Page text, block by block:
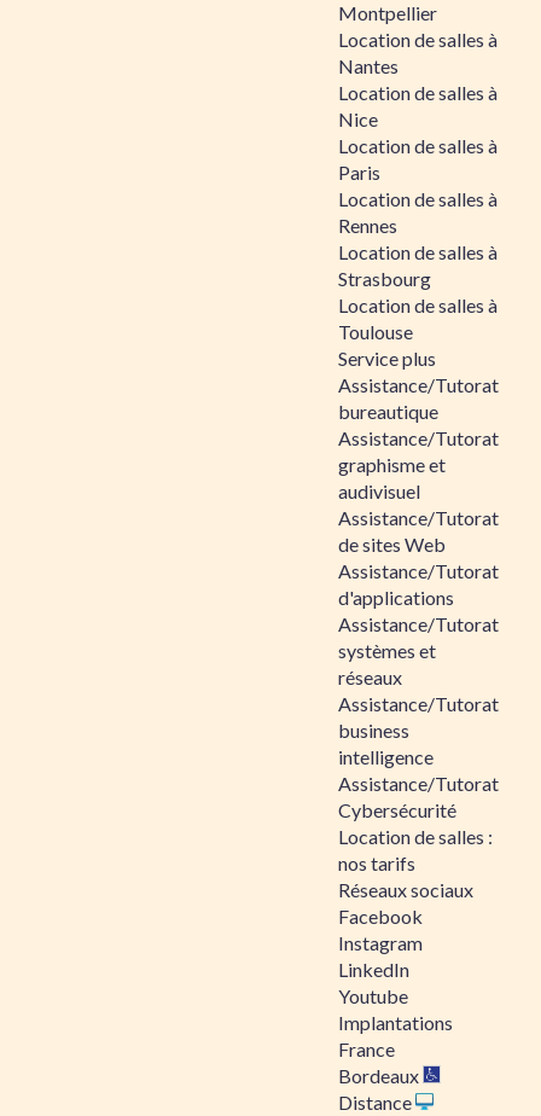
Montpellier
Location de salles à
Nantes
Location de salles à
Nice
Location de salles à
Paris
Location de salles à
Rennes
Location de salles à
Strasbourg
Location de salles à
Toulouse
Service plus
Assistance/Tutorat
bureautique
Assistance/Tutorat
graphisme et
audivisuel
Assistance/Tutorat
de sites Web
Assistance/Tutorat
d'applications
Assistance/Tutorat
systèmes et
réseaux
Assistance/Tutorat
business
intelligence
Assistance/Tutorat
Cybersécurité
Location de salles :
nos tarifs
Réseaux sociaux
Facebook
Instagram
LinkedIn
Youtube
Implantations
France
Bordeaux
Distance